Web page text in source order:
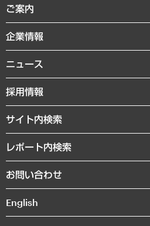
デジタルイノベーション
共生・ダイバーシティ
GRC（ガバナンス・リスク・コンプライア
経済・産業・雇用・労働
まちづくり・観光・交通・スポーツ・スマー
自然資源・農林水産業・食料システム
経済調査
レポート
コラム
経営用語集
受託・受注実績（官公庁関連）
メディア掲載・出演
ご案内
セミナー・イベント情報
MUFGビジネスセミナー
受託案件情報
企業情報
私たちの想い
社長メッセージ
会社概要
沿革
組織図・本部部室紹介
インドネシア現地法人
ニュース
ニュースリリース
お知らせ
採用情報
サイト内検索
レポート内検索
お問い合わせ
English